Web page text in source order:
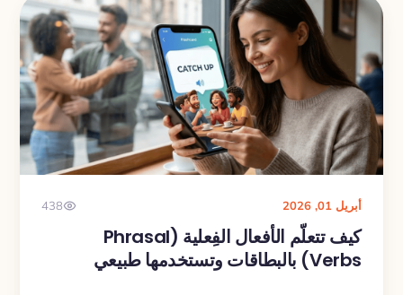
حتى تنتقل من مجرد التعرف على الكلمة إلى فهمها
واستخدامها فعلًا.
أبريل 01, 2026 438
كيف تتعلّم الأفعال الفِعلية (Phrasal
Verbs) بالبطاقات وتستخدمها طبيعي